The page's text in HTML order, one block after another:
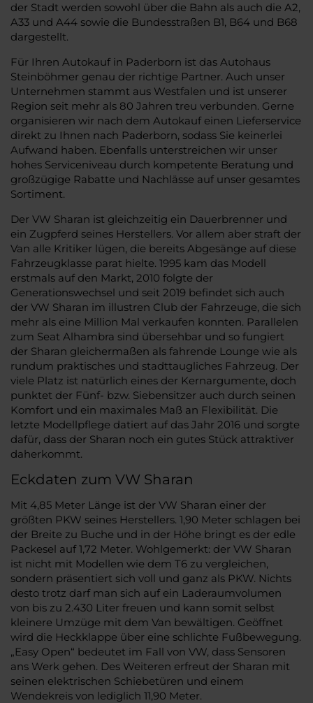
der Stadt werden sowohl über die Bahn als auch die A2,
A33 und A44 sowie die Bundesstraßen B1, B64 und B68
dargestellt.
Für Ihren Autokauf in Paderborn ist das Autohaus
Steinböhmer genau der richtige Partner. Auch unser
Unternehmen stammt aus Westfalen und ist unserer
Region seit mehr als 80 Jahren treu verbunden. Gerne
organisieren wir nach dem Autokauf einen Lieferservice
direkt zu Ihnen nach Paderborn, sodass Sie keinerlei
Aufwand haben. Ebenfalls unterstreichen wir unser
hohes Serviceniveau durch kompetente Beratung und
großzügige Rabatte und Nachlässe auf unser gesamtes
Sortiment.
Der VW Sharan ist gleichzeitig ein Dauerbrenner und
ein Zugpferd seines Herstellers. Vor allem aber straft der
Van alle Kritiker lügen, die bereits Abgesänge auf diese
Fahrzeugklasse parat hielte. 1995 kam das Modell
erstmals auf den Markt, 2010 folgte der
Generationswechsel und seit 2019 befindet sich auch
der VW Sharan im illustren Club der Fahrzeuge, die sich
mehr als eine Million Mal verkaufen konnten. Parallelen
zum Seat Alhambra sind übersehbar und so fungiert
der Sharan gleichermaßen als fahrende Lounge wie als
rundum praktisches und stadttaugliches Fahrzeug. Der
viele Platz ist natürlich eines der Kernargumente, doch
punktet der Fünf- bzw. Siebensitzer auch durch seinen
Komfort und ein maximales Maß an Flexibilität. Die
letzte Modellpflege datiert auf das Jahr 2016 und sorgte
dafür, dass der Sharan noch ein gutes Stück attraktiver
daherkommt.
Eckdaten zum VW Sharan
Mit 4,85 Meter Länge ist der VW Sharan einer der
größten PKW seines Herstellers. 1,90 Meter schlagen bei
der Breite zu Buche und in der Höhe bringt es der edle
Packesel auf 1,72 Meter. Wohlgemerkt: der VW Sharan
ist nicht mit Modellen wie dem T6 zu vergleichen,
sondern präsentiert sich voll und ganz als PKW. Nichts
desto trotz darf man sich auf ein Laderaumvolumen
von bis zu 2.430 Liter freuen und kann somit selbst
kleinere Umzüge mit dem Van bewältigen. Geöffnet
wird die Heckklappe über eine schlichte Fußbewegung.
„Easy Open“ bedeutet im Fall von VW, dass Sensoren
ans Werk gehen. Des Weiteren erfreut der Sharan mit
seinen elektrischen Schiebetüren und einem
Wendekreis von lediglich 11,90 Meter.